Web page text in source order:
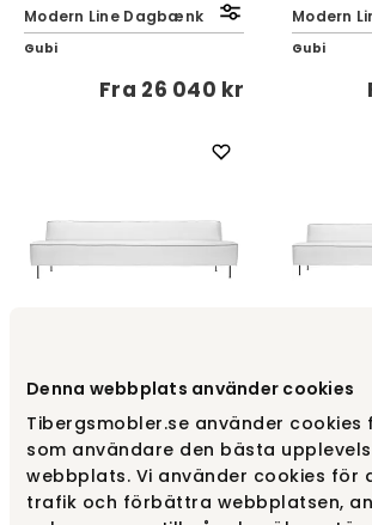
Denna webbplats använder cookies
Tibergsmobler.se använder
som användare den bästa
webbplats. Vi använder cookies för
trafik och förbättra webbplatsen,
Modern Line Dagbænk
Gubi
Fra 26 040 kr
Modern
Gubi
Fra33 480 kr
Modern